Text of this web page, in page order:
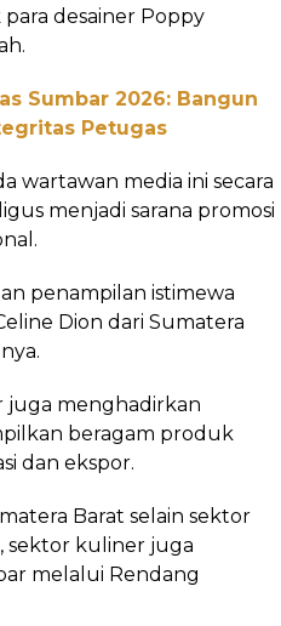
desainer Poppy
Sumbar 2026: Bangun
Petugas
wartawan media ini secara
menjadi sarana promosi
penampilan istimewa
Dion dari Sumatera
juga menghadirkan
beragam produk
dan ekspor.
Barat selain sektor
sektor kuliner juga
melalui Rendang